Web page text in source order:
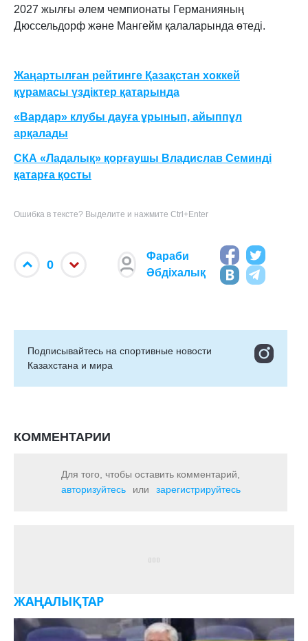
2027 жылғы әлем чемпионаты Германияның
Дюссельдорф және Мангейм қалаларында өтеді.
Жаңартылған рейтинге Қазақстан хоккей
құрамасы үздіктер қатарында
«Вардар» клубы дауға ұрынып, айыппұл
арқалады
СКА «Ладалық» қорғаушы Владислав Семинді
қатарға қосты
Ошибка в тексте? Выделите и нажмите Ctrl+Enter
0
Фараби
Әбдіхалық
Подписывайтесь на cпортивные новости
Казахстана и мира
КОММЕНТАРИИ
Для того, чтобы оставить комментарий,
авторизуйтесь
или зарегистрируйтесь
ЖАҢАЛЫҚТАР